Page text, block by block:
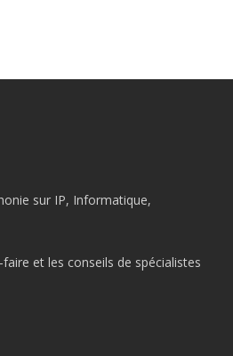
sur IP, Informatique,
et les conseils de spécialistes